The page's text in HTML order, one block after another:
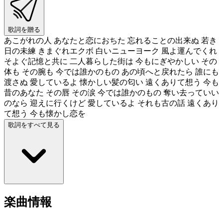
歌詞を贈る
あこがれの人 あなたと恋におちた 忘れることの出来ぬ 若き
日の未練 きまぐれエクボ 白いニューヨーク 風よ運んでくれ
そよぐ記憶と共に 二人暮らした街は 今もにぎやかしい その
体も その腕も 今では誰かのもの あの頃へと戻れたら 誰にも
渡さぬ 愛しているよ 懐かしい髪の匂い 遠くありて想う 今も
昔のあなた その唇 その涙 今では誰かのもの 奪い去っていい
のなら 迎えに行くけど 愛しているよ それも古の話 遠くあり
て想う 今も懐かし恋を
歌詞をすべて見る
楽曲情報